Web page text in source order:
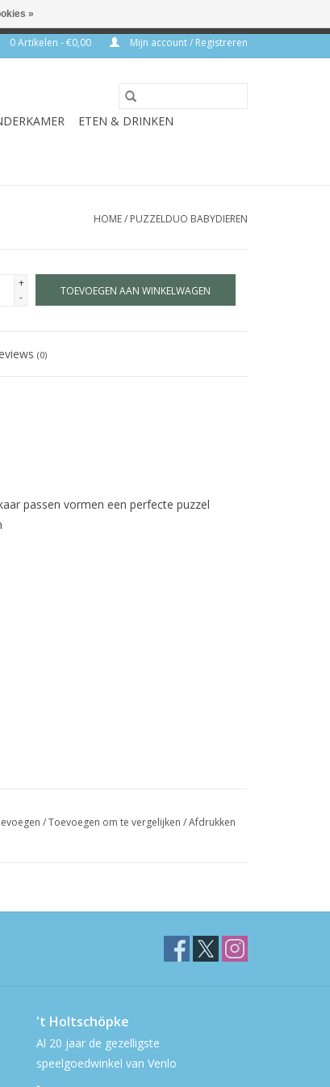
0 Artikelen - €0,00 Mijn account / Registreren
ETEN & DRINKEN
HOME/ PUZZELDUO BABYDIEREN
+
-
TOEVOEGEN AAN WINKELWAGEN
(0)
passen vormen een perfecte puzzel
/Toevoegen om te vergelijken /Afdrukken
't Holtschöpke
Al 20 jaar de gezelligste
speelgoedwinkel van Venlo
»